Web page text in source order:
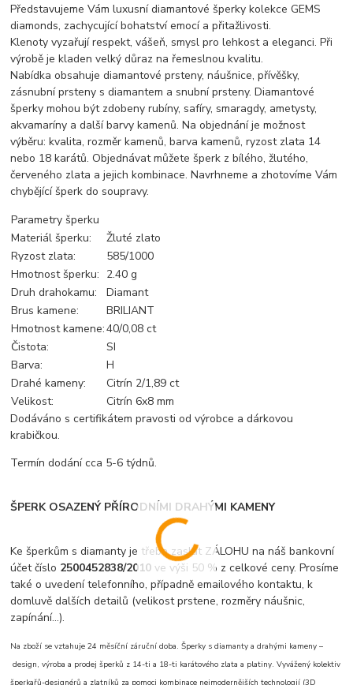
Představujeme Vám luxusní diamantové šperky kolekce GEMS
diamonds, zachycující bohatství emocí a přitažlivosti.
Klenoty vyzařují respekt, vášeň, smysl pro lehkost a eleganci. Při
výrobě je kladen velký důraz na řemeslnou kvalitu.
Nabídka obsahuje diamantové prsteny, náušnice, přívěšky,
zásnubní prsteny s diamantem a snubní prsteny. Diamantové
šperky mohou být zdobeny rubíny, safíry, smaragdy, ametysty,
akvamaríny a další barvy kamenů. Na objednání je možnost
výběru: kvalita, rozměr kamenů, barva kamenů, ryzost zlata 14
nebo 18 karátů. Objednávat můžete šperk z bílého, žlutého,
červeného zlata a jejich kombinace. Navrhneme a zhotovíme Vám
chybějící šperk do soupravy.
Parametry šperku
Materiál šperku:
Žluté zlato
Ryzost zlata:
585/1000
Hmotnost šperku: 2.40 g
Druh drahokamu:
Diamant
Brus kamene:
BRILIANT
Hmotnost kamene:40/0,08 ct
Čistota:
SI
Barva:
H
Drahé kameny:
Citrín 2/1,89 ct
Velikost:
Citrín 6x8 mm
Dodáváno s certifikátem pravosti od výrobce a dárkovou
krabičkou.
Termín dodání cca 5-6 týdnů.
ŠPERK OSAZENÝ PŘÍRODNÍMI DRAHÝMI KAMENY
Ke šperkům s diamanty je třeba zaslat ZÁLOHU na náš bankovní
účet číslo 2500452838/2010 ve výši 50 % z celkové ceny. Prosíme
také o uvedení telefonního, případně emailového kontaktu, k
domluvě dalších detailů (velikost prstene, rozměry náušnic,
zapínání...).
Na zboží se vztahuje 24 měsíční záruční doba. Šperky s diamanty a drahými kameny –
design, výroba a prodej šperků z 14-ti a 18-ti karátového zlata a platiny. Vyvážený kolektiv
šperkařů-designérů a zlatníků za pomoci kombinace nejmodernějších technologií (3D